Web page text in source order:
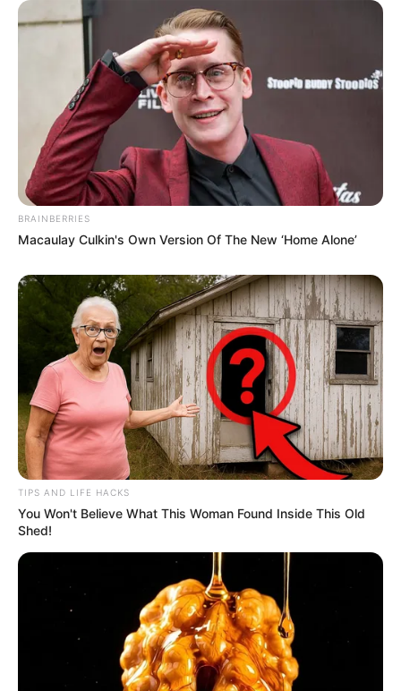
Keluarga
Saudara Laki-laki: Chicco Kurniawan
Saudara Perempuan: Christie Kurniawan
Pacar
Amel Alvi
Di tahun 2016, ia pernah dikabarkan berpacaran dengan sesama
DJ bernama Amel Alvi. Namun, keduanya hanya berteman dekat.
Kekayaan
Tidak diketahui pasti berapa total kekayaan Bobby Samuel,
kekayaannya berasal dari kariernya sebagai aktor dan disjoki.
BRAINBERRIES
Macaulay Culkin's Own Version Of The New ‘Home Alone’
TIPS AND LIFE HACKS
You Won't Believe What This Woman Found Inside This Old
Shed!